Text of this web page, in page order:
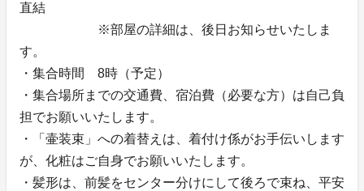
直結
※部屋の詳細は、後日お知らせいたしま
す。
・集合時間 8時（予定）
・集合場所までの交通費、宿泊費（必要な方）は自己負
担でお願いいたします。
・「壷装束」への着替えは、着付け係がお手伝いします
が、化粧はご自身でお願いいたします。
・髪形は、前髪をセンター分けにして後ろで束ね、平安